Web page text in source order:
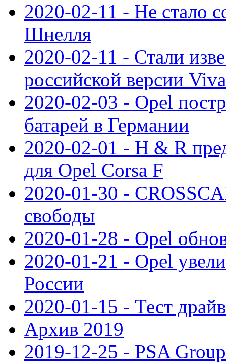
2020-02-11 - Не стало
Шнелля
2020-02-11 - Стали
российской версии
2020-02-03 - Opel
батарей в Германии
2020-02-01 - H & R
для Opel Corsa F
2020-01-30 -
свободы
2020-01-28 - Opel
2020-01-21 - Opel
России
2020-01-15 - Тест
Архив 2019
2019-12-25 - PSA